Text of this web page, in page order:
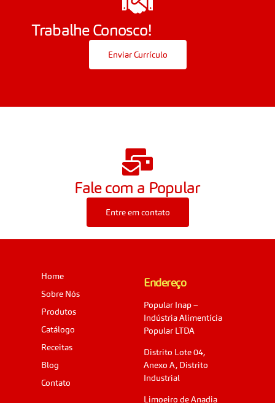
Trabalhe Conosco!
Enviar Currículo
Fale com a Popular
Entre em contato
Home
Sobre Nós
Produtos
Catálogo
Receitas
Blog
Contato
Endereço
Popular Inap –
Indústria Alimentícia
Popular LTDA
Distrito Lote 04,
Anexo A, Distrito
Industrial
Limoeiro de Anadia